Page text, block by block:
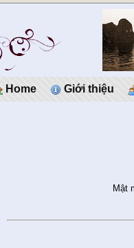
Home Giới thiệu
Mật